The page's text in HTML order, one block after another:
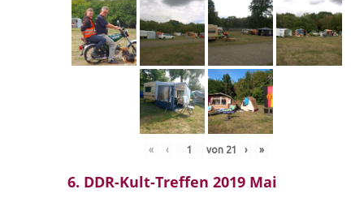
« ‹ von 21 › »
6. DDR-Kult-Treffen 2019 Mai